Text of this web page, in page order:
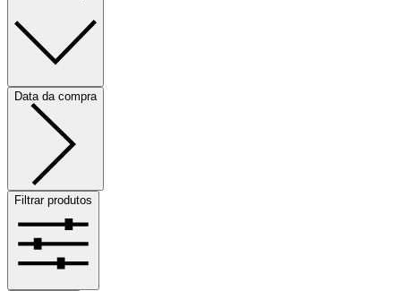
Data da compra
Filtrar produtos